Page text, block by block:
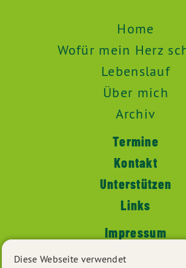
Home
Wofür mein Herz
Lebenslauf
Über mich
Archiv
Termine
Kontakt
Unterstützen
Links
Impressum
Datenschutz
Diese Webseite verwendet